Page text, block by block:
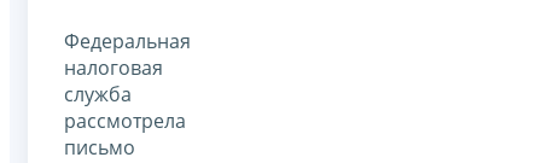
Федеральная
налоговая
служба
рассмотрела
письмо